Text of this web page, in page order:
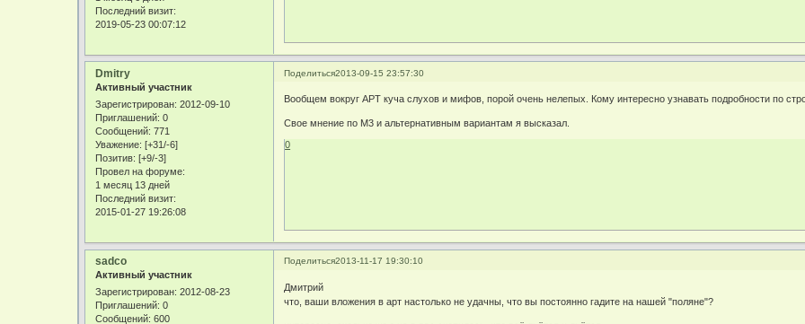
Последний визит:
2019-05-23 00:07:12
Поделиться2013-09-15 23:57:30
Dmitry
Активный участник
Зарегистрирован: 2012-09-10
Приглашений: 0
Сообщений: 771
Уважение: [+31/-6]
Позитив: [+9/-3]
Провел на форуме:
1 месяц 13 дней
Последний визит:
2015-01-27 19:26:08
Вообщем вокруг АРТ куча слухов и мифов, порой очень нелепых. Кому интересно узнавать подробности по
Свое мнение по М3 и альтернативным вариантам я высказал.
0
Поделиться2013-11-17 19:30:10
sadco
Активный участник
Зарегистрирован: 2012-08-23
Приглашений: 0
Сообщений: 600
Дмитрий
что, ваши вложения в арт настолько не удачны, что вы постоянно гадите на нашей "поляне"?